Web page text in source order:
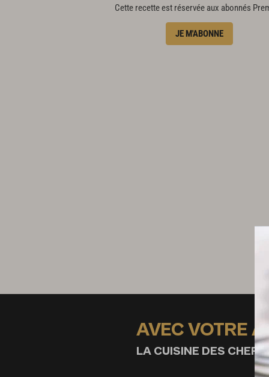
1 oignon
1 bouquet garni
60 g de boulgour
10 g de beurre
Cette recette est réservée aux abonnés
JE M'ABONNE
AVEC VOTRE
LA CUISINE DES